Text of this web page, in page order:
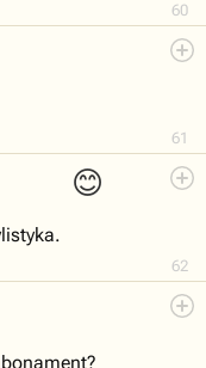
60
61
😊
62